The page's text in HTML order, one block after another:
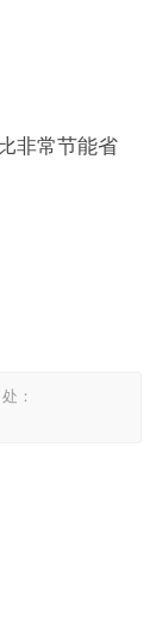
非常节能省
：